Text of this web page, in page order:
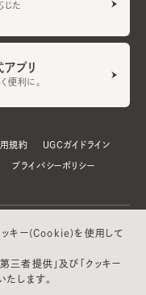
じた
プリ
便利に。
規約 UGCガイドライン
プライバシーポリシー
ッキー(Cookie)を使用して
三者提供」及び「クッキー
します。